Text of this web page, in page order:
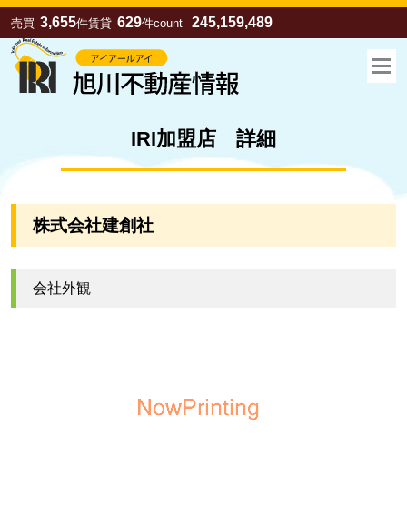
売買 3,655件賃貸 629件count 245,159,489
IRI加盟店 詳細
株式会社建創社
会社外観